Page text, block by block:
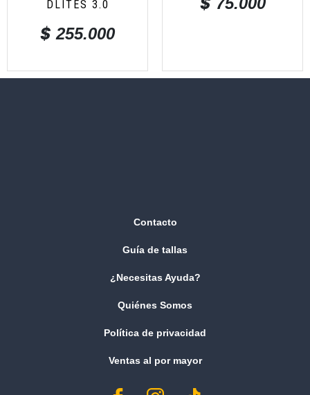
DLITES 3.0
$ 255.000
Contacto
Guía de tallas
¿Necesitas Ayuda?
Quiénes Somos
Política de privacidad
Ventas al por mayor